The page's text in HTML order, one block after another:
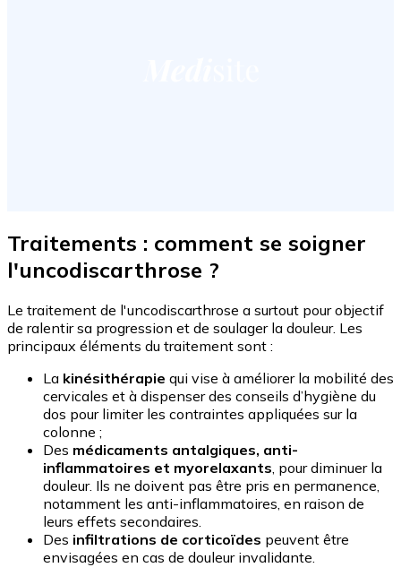
Traitements : comment se soigner
l'uncodiscarthrose ?
Le traitement de l'uncodiscarthrose a surtout pour objectif
de ralentir sa progression et de soulager la douleur. Les
principaux éléments du traitement sont :
La kinésithérapie qui vise à améliorer la mobilité des
cervicales et à dispenser des conseils d’hygiène du
dos pour limiter les contraintes appliquées sur la
colonne ;
Des médicaments antalgiques, anti-
inflammatoires et myorelaxants, pour diminuer la
douleur. Ils ne doivent pas être pris en permanence,
notamment les anti-inflammatoires, en raison de
leurs effets secondaires.
Des infiltrations de corticoïdes peuvent être
envisagées en cas de douleur invalidante.